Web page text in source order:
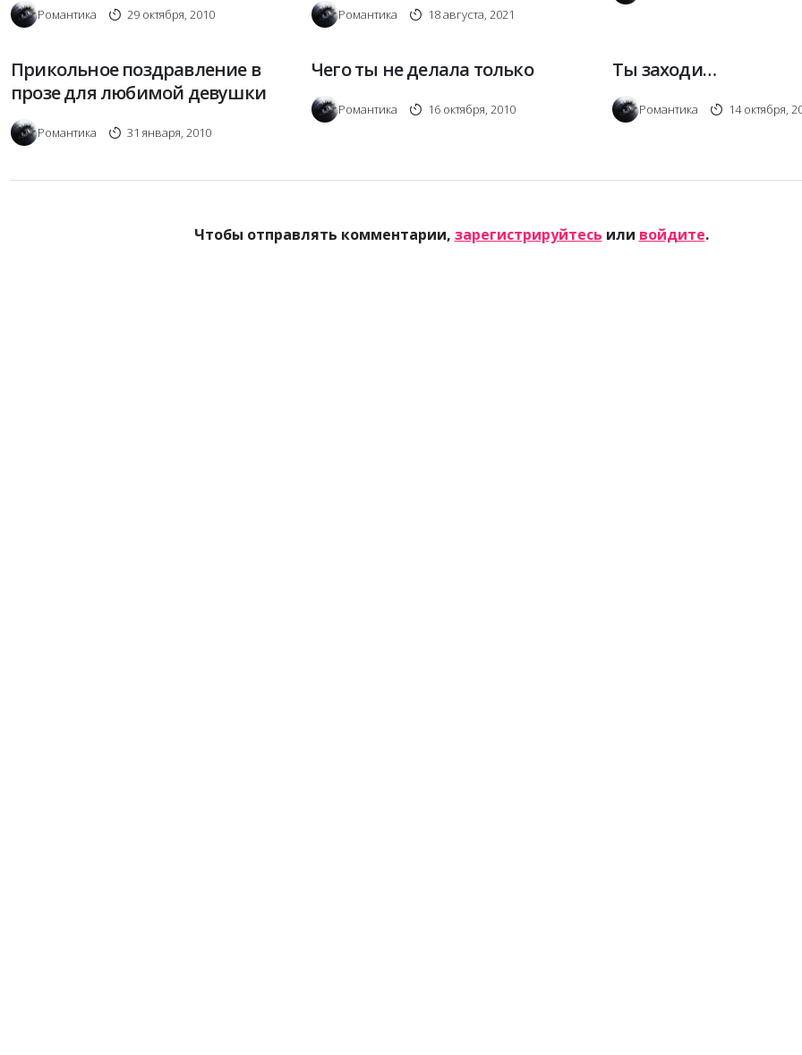
Романтика 29 октября, 2010 Романтика 18 августа, 2021
Прикольное поздравление в
прозе для любимой девушки
Романтика 31 января, 2010
Чего ты не делала только
Романтика 16 октября, 2010
Ты заходи…
Романтика 14 октября,
Чтобы отправлять комментарии, зарегистрируйтесь или войдите.